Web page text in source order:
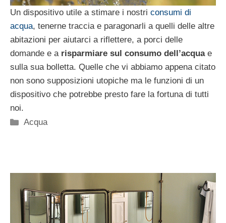
Un dispositivo utile a stimare i nostri consumi di
acqua, tenerne traccia e paragonarli a quelli delle altre
abitazioni per aiutarci a riflettere, a porci delle
domande e a risparmiare sul consumo dell’acqua e
sulla sua bolletta. Quelle che vi abbiamo appena citato
non sono supposizioni utopiche ma le funzioni di un
dispositivo che potrebbe presto fare la fortuna di tutti
noi.
Categorie
Acqua